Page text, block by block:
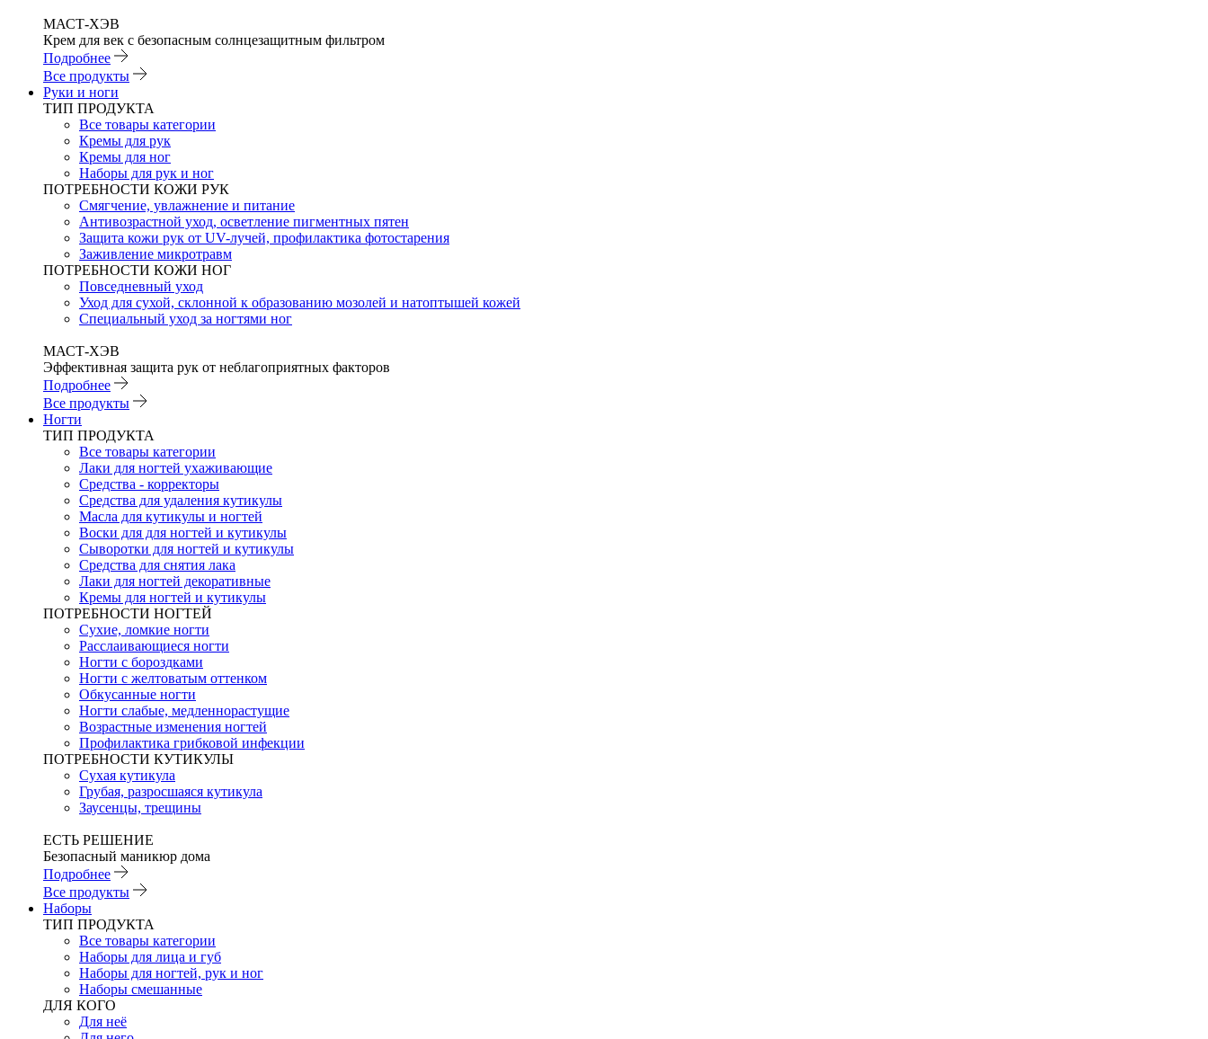
МАСТ-ХЭВ
Крем для век с безопасным солнцезащитным фильтром
Подробнее
Все продукты
Руки и ноги
ТИП ПРОДУКТА
Все товары категории
Кремы для рук
Кремы для ног
Наборы для рук и ног
ПОТРЕБНОСТИ КОЖИ РУК
Смягчение, увлажнение и питание
Антивозрастной уход, осветление пигментных пятен
Защита кожи рук от UV-лучей, профилактика фотостарения
Заживление микротравм
ПОТРЕБНОСТИ КОЖИ НОГ
Повседневный уход
Уход для сухой, склонной к образованию мозолей и натоптышей кожей
Специальный уход за ногтями ног
МАСТ-ХЭВ
Эффективная защита рук от неблагоприятных факторов
Подробнее
Все продукты
Ногти
ТИП ПРОДУКТА
Все товары категории
Лаки для ногтей ухаживающие
Средства - корректоры
Средства для удаления кутикулы
Масла для кутикулы и ногтей
Воски для для ногтей и кутикулы
Сыворотки для ногтей и кутикулы
Средства для снятия лака
Лаки для ногтей декоративные
Кремы для ногтей и кутикулы
ПОТРЕБНОСТИ НОГТЕЙ
Сухие, ломкие ногти
Расслаивающиеся ногти
Ногти с бороздками
Ногти с желтоватым оттенком
Обкусанные ногти
Ногти слабые, медленнорастущие
Возрастные изменения ногтей
Профилактика грибковой инфекции
ПОТРЕБНОСТИ КУТИКУЛЫ
Сухая кутикула
Грубая, разросшаяся кутикула
Заусенцы, трещины
ЕСТЬ РЕШЕНИЕ
Безопасный маникюр дома
Подробнее
Все продукты
Наборы
ТИП ПРОДУКТА
Все товары категории
Наборы для лица и губ
Наборы для ногтей, рук и ног
Наборы смешанные
ДЛЯ КОГО
Для неё